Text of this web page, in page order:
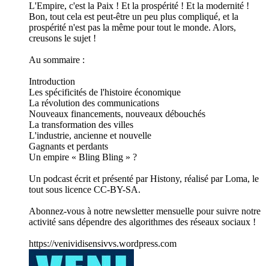
L'Empire, c'est la Paix ! Et la prospérité ! Et la modernité !
Bon, tout cela est peut-être un peu plus compliqué, et la
prospérité n'est pas la même pour tout le monde. Alors,
creusons le sujet !
Au sommaire :
Introduction
Les spécificités de l'histoire économique
La révolution des communications
Nouveaux financements, nouveaux débouchés
La transformation des villes
L'industrie, ancienne et nouvelle
Gagnants et perdants
Un empire « Bling Bling » ?
Un podcast écrit et présenté par Histony, réalisé par Loma, le
tout sous licence CC-BY-SA.
Abonnez-vous à notre newsletter mensuelle pour suivre notre
activité sans dépendre des algorithmes des réseaux sociaux !
https://venividisensivvs.wordpress.com